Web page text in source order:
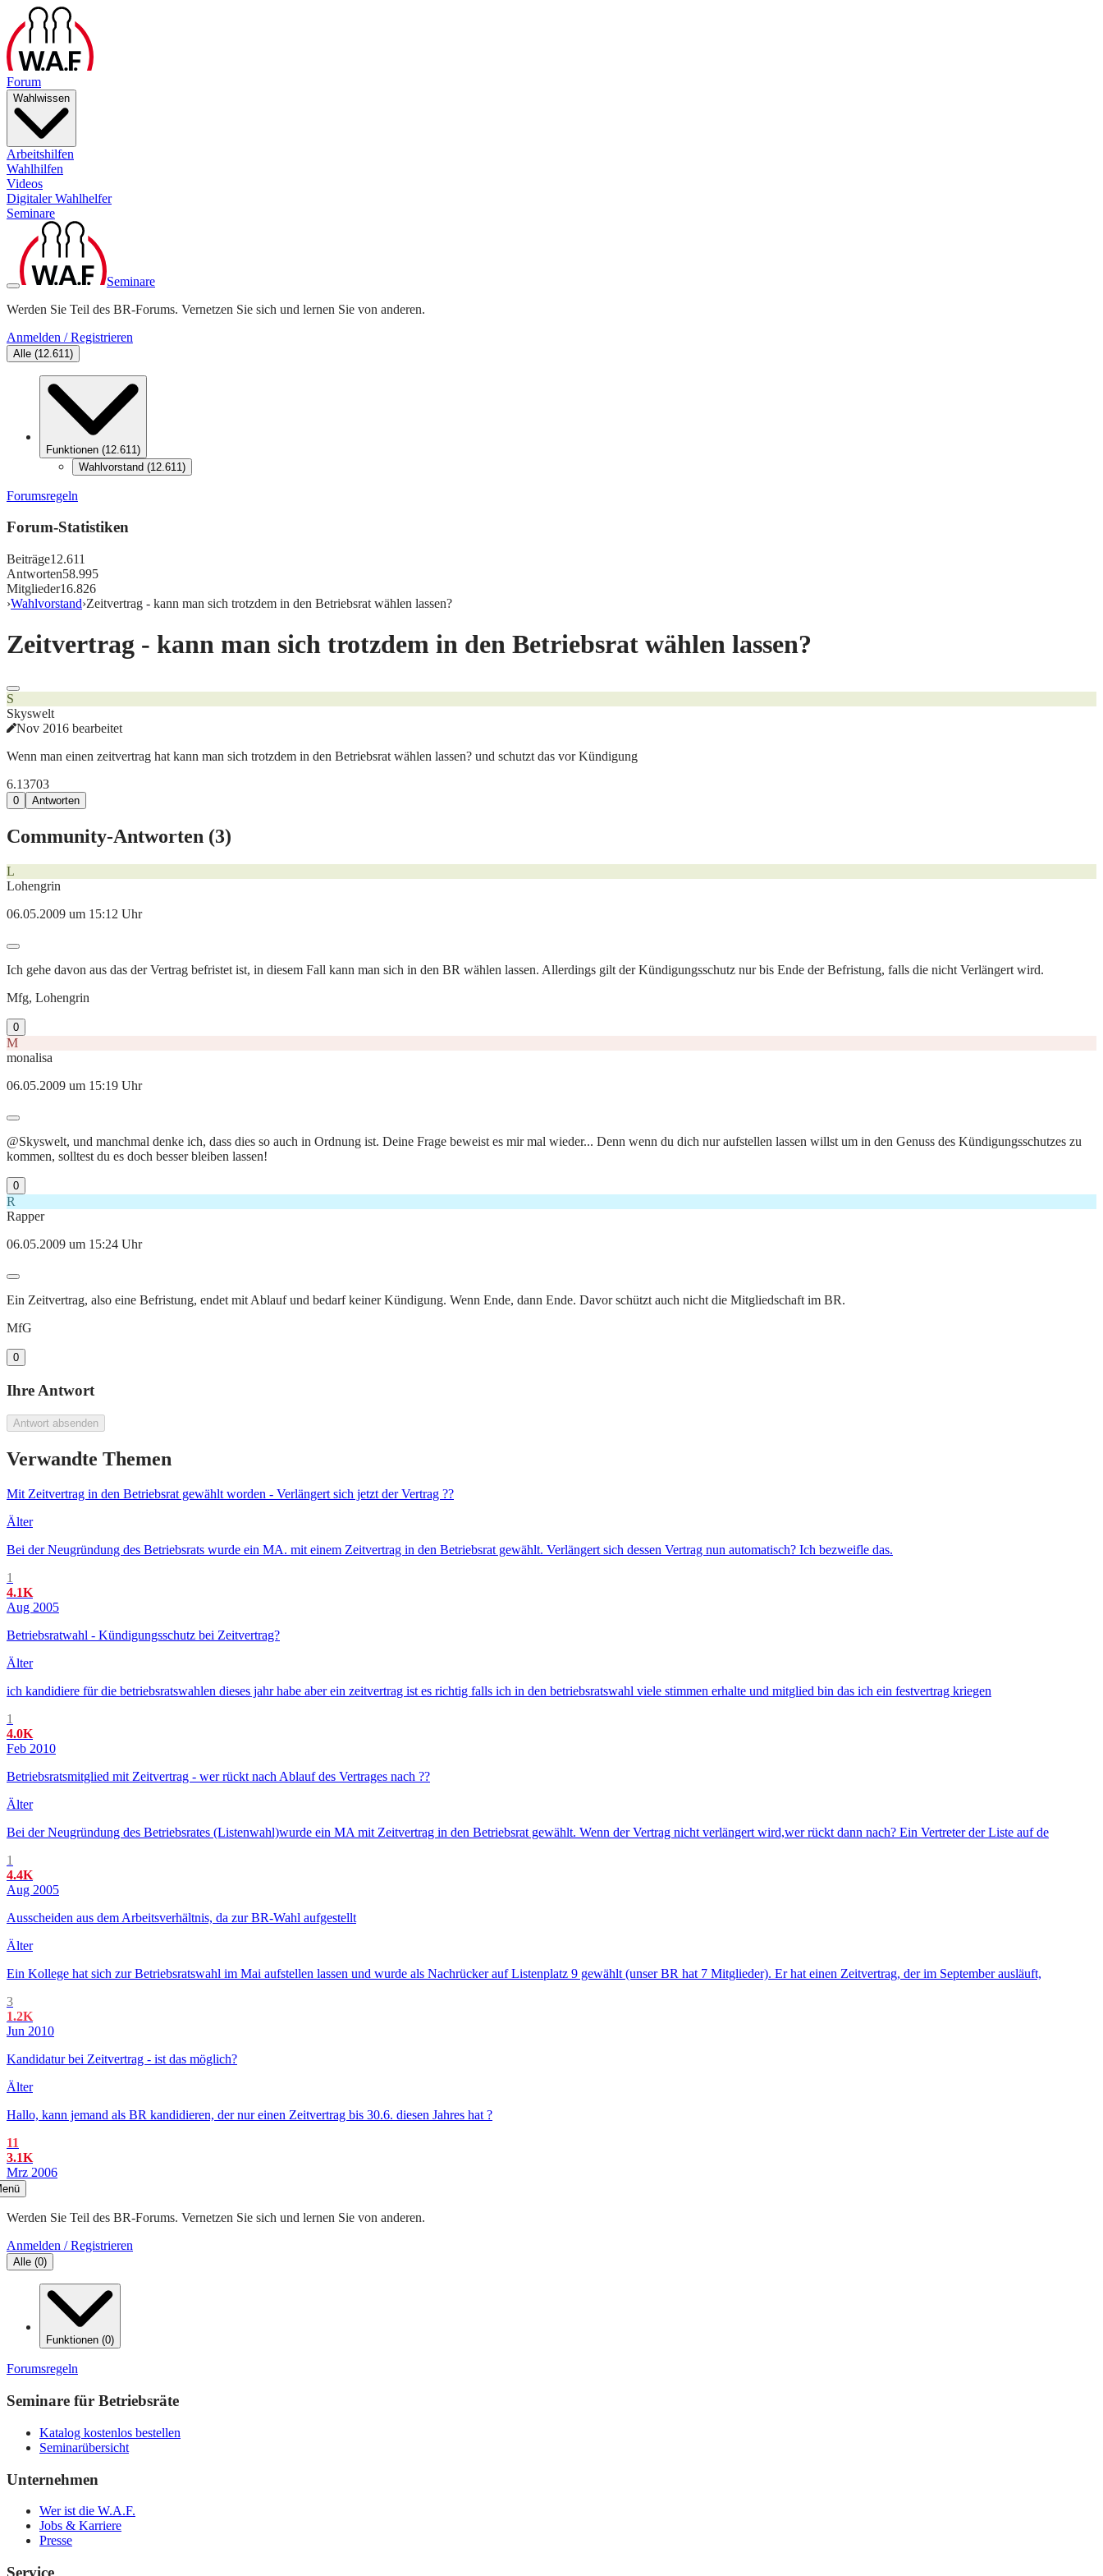
Forum
Wahlwissen
Arbeitshilfen
Wahlhilfen
Videos
Digitaler Wahlhelfer
Seminare
Seminare
Werden Sie Teil des BR-Forums. Vernetzen Sie sich und lernen Sie von anderen.
Anmelden / Registrieren
Alle (12.611)
Funktionen (12.611)
Wahlvorstand (12.611)
Forumsregeln
Forum-Statistiken
Beiträge12.611
Antworten58.995
Mitglieder16.826
›Wahlvorstand›Zeitvertrag - kann man sich trotzdem in den Betriebsrat wählen lassen?
Zeitvertrag - kann man sich trotzdem in den Betriebsrat wählen lassen?
S
Skyswelt
Nov 2016 bearbeitet
Wenn man einen zeitvertrag hat kann man sich trotzdem in den Betriebsrat wählen lassen? und schutzt das vor Kündigung
6.13703
0 Antworten
Community-Antworten (3)
L
Lohengrin
06.05.2009 um 15:12 Uhr
Ich gehe davon aus das der Vertrag befristet ist, in diesem Fall kann man sich in den BR wählen lassen. Allerdings gilt der Kündigungsschutz nur bis Ende der Befristung, falls die nicht Verlängert wird.
Mfg, Lohengrin
0
M
monalisa
06.05.2009 um 15:19 Uhr
@Skyswelt, und manchmal denke ich, dass dies so auch in Ordnung ist. Deine Frage beweist es mir mal wieder... Denn wenn du dich nur aufstellen lassen willst um in den Genuss des Kündigungsschutzes zu
kommen, solltest du es doch besser bleiben lassen!
0
R
Rapper
06.05.2009 um 15:24 Uhr
Ein Zeitvertrag, also eine Befristung, endet mit Ablauf und bedarf keiner Kündigung. Wenn Ende, dann Ende. Davor schützt auch nicht die Mitgliedschaft im BR.
MfG
0
Ihre Antwort
Antwort absenden
Verwandte Themen
Mit Zeitvertrag in den Betriebsrat gewählt worden - Verlängert sich jetzt der Vertrag ??
Älter
Bei der Neugründung des Betriebsrats wurde ein MA. mit einem Zeitvertrag in den Betriebsrat gewählt. Verlängert sich dessen Vertrag nun automatisch? Ich bezweifle das.
1
4.1K
Aug 2005
Betriebsratwahl - Kündigungsschutz bei Zeitvertrag?
Älter
ich kandidiere für die betriebsratswahlen dieses jahr habe aber ein zeitvertrag ist es richtig falls ich in den betriebsratswahl viele stimmen erhalte und mitglied bin das ich ein festvertrag kriegen
1
4.0K
Feb 2010
Betriebsratsmitglied mit Zeitvertrag - wer rückt nach Ablauf des Vertrages nach ??
Älter
Bei der Neugründung des Betriebsrates (Listenwahl)wurde ein MA mit Zeitvertrag in den Betriebsrat gewählt. Wenn der Vertrag nicht verlängert wird,wer rückt dann nach? Ein Vertreter der Liste auf de
1
4.4K
Aug 2005
Ausscheiden aus dem Arbeitsverhältnis, da zur BR-Wahl aufgestellt
Älter
Ein Kollege hat sich zur Betriebsratswahl im Mai aufstellen lassen und wurde als Nachrücker auf Listenplatz 9 gewählt (unser BR hat 7 Mitglieder). Er hat einen Zeitvertrag, der im September ausläuft,
3
1.2K
Jun 2010
Kandidatur bei Zeitvertrag - ist das möglich?
Älter
Hallo, kann jemand als BR kandidieren, der nur einen Zeitvertrag bis 30.6. diesen Jahres hat ?
11
3.1K
Mrz 2006
Werden Sie Teil des BR-Forums. Vernetzen Sie sich und lernen Sie von anderen.
Anmelden / Registrieren
Alle (0)
Funktionen (0)
Forumsregeln
Seminare für Betriebsräte
Katalog kostenlos bestellen
Seminarübersicht
Unternehmen
Wer ist die W.A.F.
Jobs & Karriere
Presse
Service